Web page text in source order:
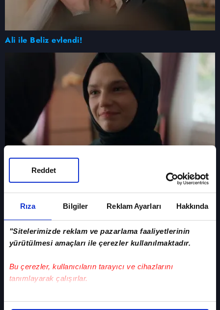
Rıza Bilgiler Reklam Ayarları Hakkında
"Sitelerimizde reklam ve pazarlama faaliyetlerinin
yürütülmesi amaçları ile çerezler kullanılmaktadır.
Bu çerezler, kullanıcıların tarayıcı ve cihazlarını
tanımlayarak çalışırlar.
Bu çerezlere izin vermeniz halinde sizlere özel
Reddet
Ali ile Beliz evlendi!
Rosa, müslüman oluyor.